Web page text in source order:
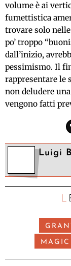
volume è ai
fumettistica
trovare solo
po’ troppo
dall’inizio,
pessimismo. Il
rappresentare le
non deludere
vengono fatti
Luigi
MAGIC